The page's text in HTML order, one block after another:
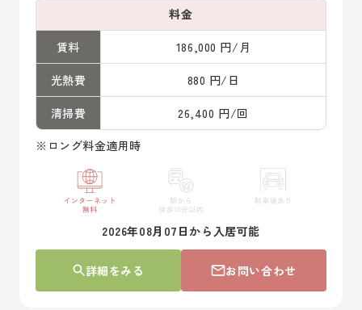
料金
賃料 186,000 円/月
光熱費 880 円/日
清掃費
26,400 円/回
※ロング料金適用時
2026年08月07日から入居可能
詳細をみる お問い合わせ